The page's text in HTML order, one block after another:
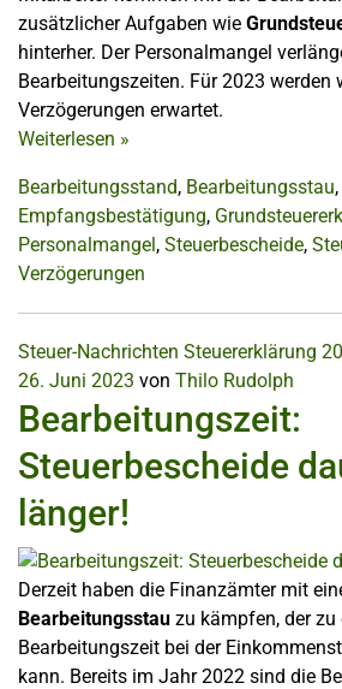
zusätzlicher Aufgaben wie
hinterher. Der Personalmangel
Bearbeitungszeiten. Für 2023 werden
Verzögerungen erwartet.
Weiterlesen »
Bearbeitungsstand, Bearbeitungsstau,
Empfangsbestätigung,
Personalmangel, Steuerbescheide,
Verzögerungen
Steuer-Nachrichten Steuererklärung
26. Juni 2023 von Thilo Rudolph
Bearbeitungszeit:
Steuerbescheide
länger!
Derzeit haben die Finanzämter mit
Bearbeitungsstau zu kämpfen, der zu
Bearbeitungszeit bei der
kann. Bereits im Jahr 2022 sind die